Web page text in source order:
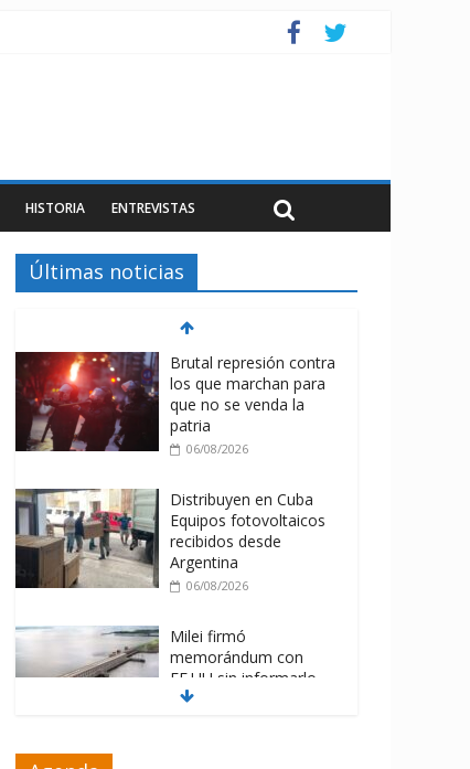
HISTORIA ENTREVISTAS
Últimas noticias
Brutal represión contra
los que marchan para
que no se venda la
patria
06/08/2026
Distribuyen en Cuba
Equipos fotovoltaicos
recibidos desde
Argentina
06/08/2026
Milei firmó
memorándum con
EE.UU sin informarlo
04/08/2026